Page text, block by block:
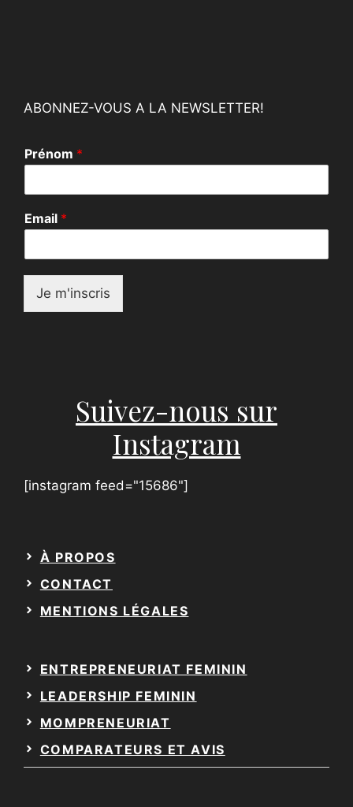
ABONNEZ-VOUS A LA NEWSLETTER!
E
m
i
*
Prénom *
Email *
Je m'inscris
Suivez-nous sur
Instagram
[instagram feed="15686"]
À PROPOS
CONTACT
MENTIONS LÉGALES
ENTREPRENEURIAT FEMININ
LEADERSHIP FEMININ
MOMPRENEURIAT
COMPARATEURS ET AVIS